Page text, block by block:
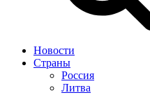
Новости
Страны
Россия
Литва